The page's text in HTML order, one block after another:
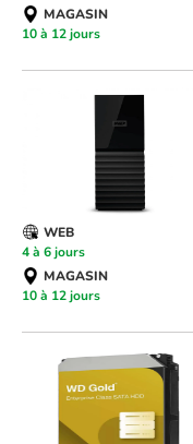
MAGASIN
10 à 12 jours
WEB
4 à 6 jours
MAGASIN
10 à 12 jours